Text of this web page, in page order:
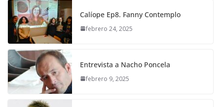
Calíope Ep8. Fanny Contemplo
febrero 24, 2025
Entrevista a Nacho Poncela
febrero 9, 2025